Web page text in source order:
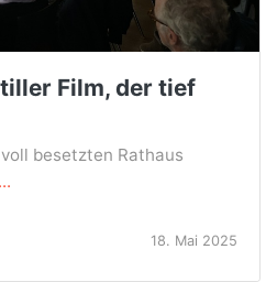
Film, der tief
besetzten Rathaus
18. Mai 2025